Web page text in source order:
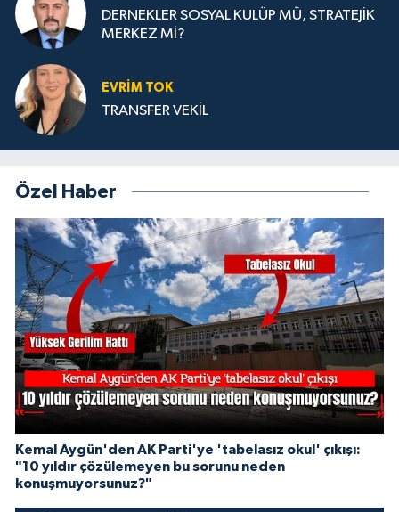
DERNEKLER SOSYAL KULÜP MÜ, STRATEJİK
MERKEZ Mİ?
EVRİM TOK
TRANSFER VEKİL
Özel Haber
Kemal Aygün'den AK Parti'ye 'tabelasız okul' çıkışı:
"10 yıldır çözülemeyen bu sorunu neden
konuşmuyorsunuz?"